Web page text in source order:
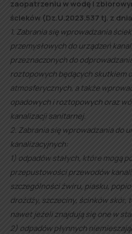
zaopatrzeniu w wodę i
ścieków (Dz.U.2023.537 tj. z
1. Zabrania się wprowadzania
przemysłowych do urządzeń
przeznaczonych do
roztopowych będących skutkiem
atmosferycznych, a także
opadowych i roztopowych oraz
kanalizacji sanitarnej.
2. Zabrania się wprowadzania do
kanalizacyjnych:
1) odpadów stałych, które mogą
przepustowości przewodów
szczególności żwiru, piasku,
drożdży, szczeciny, ścinków skór,
nawet jeżeli znajdują się one w
2) odpadów płynnych